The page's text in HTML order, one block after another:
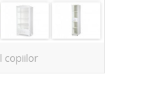
copiilor